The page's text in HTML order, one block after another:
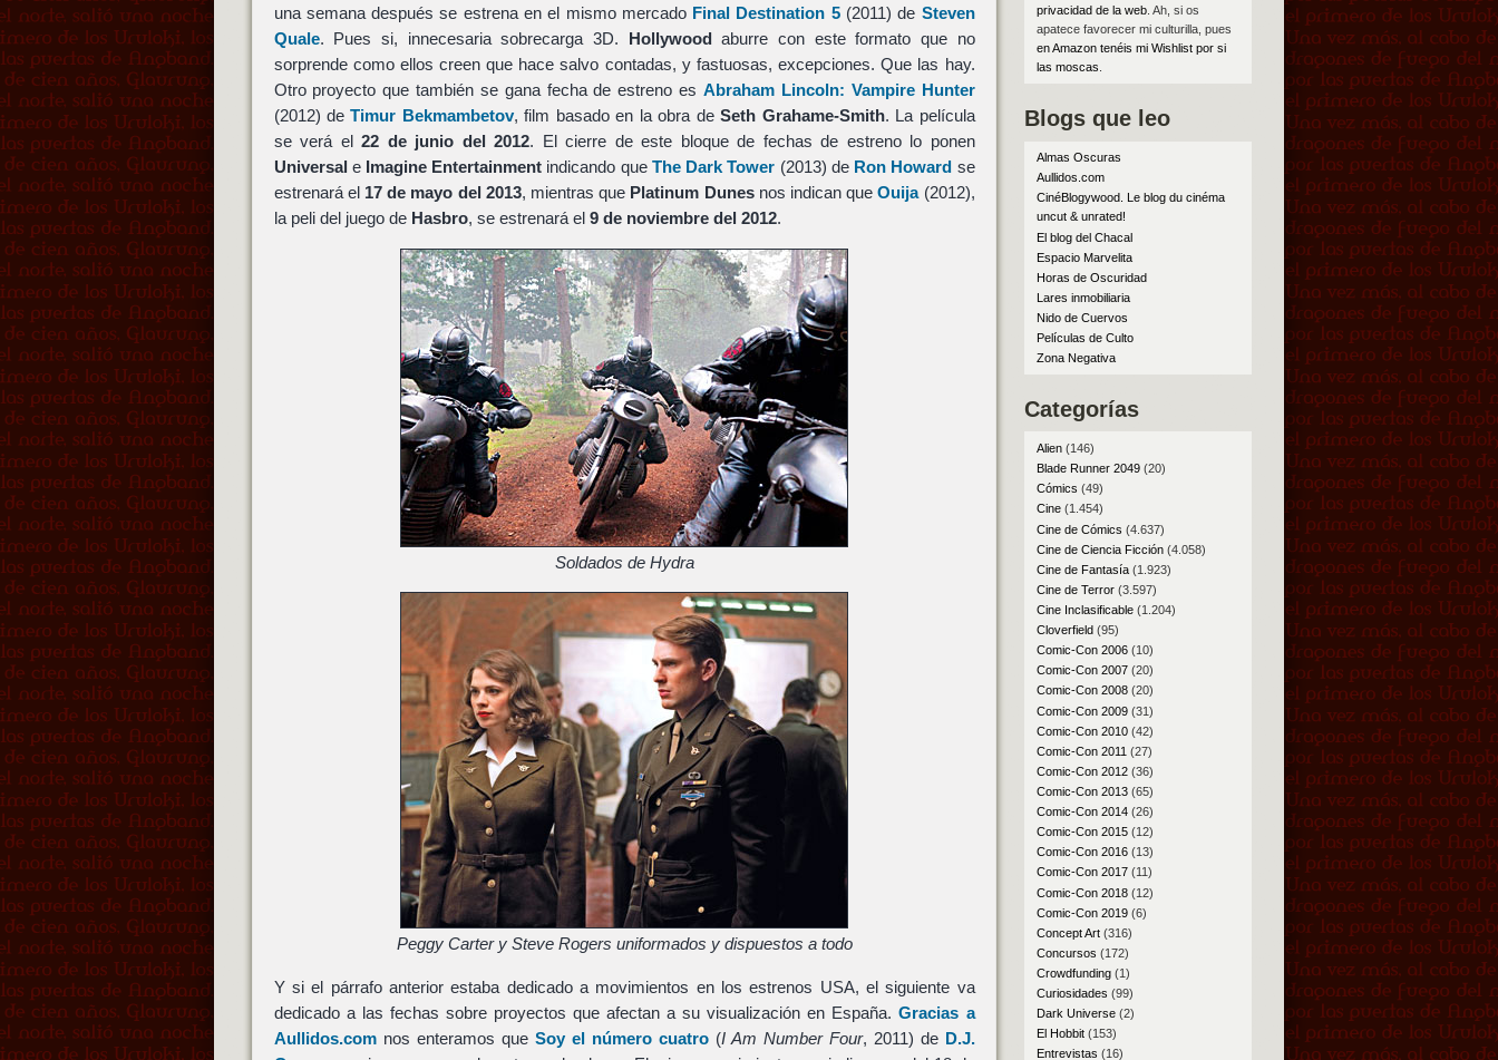
una semana después se estrena en el mismo mercado Final Destination 5(2011) de Steven
Quale. Pues si, innecesaria sobrecarga 3D. Hollywoodaburre con este formato que no
sorprende como ellos creen que hace salvo contadas, y fastuosas, excepciones. Que las hay.
Otro proyecto que también se gana fecha de estreno es Abraham Lincoln: Vampire Hunter
(2012) deTimur Bekmambetov, film basado en la obra deSeth Grahame-Smith. La película
se verá el22 de junio del 2012. El cierre de este bloque de fechas de estreno lo ponen
Universal e Imagine Entertainment indicando que The Dark Tower (2013) de Ron Howard se
estrenará el 17 de mayo del 2013, mientras que Platinum Dunesnos indican queOuija(2012),
la peli del juego de Hasbro, se estrenará el 9 de noviembre del 2012.
Soldados de Hydra
Peggy Carter y Steve Rogers uniformados y dispuestos a todo
Y si el párrafo anterior estaba dedicado a movimientos en los estrenos USA, el siguiente va
dedicado a las fechas sobre proyectos que afectan a su visualización en España.Gracias a
Aullidos.comnos enteramos que Soy el número cuatro(I Am Number Four, 2011) de D.J.
privacidad de la web. Ah, si os
apatece favorecer mi culturilla, pues
en Amazon tenéis mi Wishlist por si
las moscas
Blogs que leo
Almas Oscuras
Aullidos.com
CinéBlogywood. Le blog du cinéma
uncut & unrated!
El blog del Chacal
Espacio Marvelita
Horas de Oscuridad
Lares inmobiliaria
Nido de Cuervos
Películas de Culto
Zona Negativa
Categorías
Alien(146)
Blade Runner 2049(20)
Cómics (49)
Cine(1.454)
Cine de Cómics (4.637)
Cine de Ciencia Ficción(4.058)
Cine de Fantasía(1.923)
Cine de Terror(3.597)
Cine Inclasificable(1.204)
Cloverfield(95)
Comic-Con 2006(10)
Comic-Con 2007(20)
Comic-Con 2008(20)
Comic-Con 2009(31)
Comic-Con 2010(42)
Comic-Con 2011 (27)
Comic-Con 2012(36)
Comic-Con 2013(65)
Comic-Con 2014(26)
Comic-Con 2015(12)
Comic-Con 2016(13)
Comic-Con 2017(11)
Comic-Con 2018(12)
Comic-Con 2019(6)
Concept Art(316)
Concursos (172)
Crowdfunding(1)
Curiosidades (99)
Dark Universe(2)
El Hobbit(153)
Entrevistas (16)